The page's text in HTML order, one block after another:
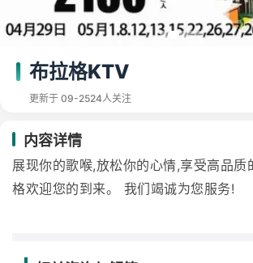
布拉格KTV
更新于 09-2524人关注
内容详情
展现你的歌喉,放松你的心情,享受高品质
格欢迎您的到来。 我们竭诚为您服务!